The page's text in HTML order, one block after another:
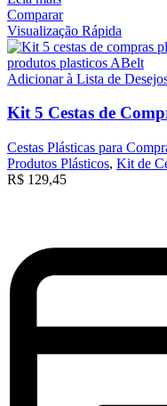
Comparar
Visualização Rápida
Adicionar à Lista de
Kit 5 Cestas de
Cestas Plásticas para
Produtos Plásticos, Kit de
R$ 129,45